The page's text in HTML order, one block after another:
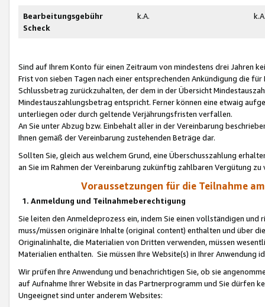
Bearbeitungsgebühr
Scheck
k.A.
Sind auf Ihrem Konto für einen Zeitraum von mindestens drei Jahren
Frist von sieben Tagen nach einer entsprechenden Ankündigung die
Schlussbetrag zurückzuhalten, der dem in der Übersicht
Mindestauszahlungsbetrag entspricht. Ferner können eine etwaig
unterliegen oder durch geltende Verjährungsfristen verfallen.
An Sie unter Abzug bzw. Einbehalt aller in der Vereinbarung
Ihnen gemäß der Vereinbarung zustehenden Beträge dar.
Sollten Sie, gleich aus welchem Grund, eine Überschusszahlung
an Sie im Rahmen der Vereinbarung zukünftig zahlbaren Vergütung zu
Voraussetzungen für die Teilnahme
1. Anmeldung und Teilnahmeberechtigung
Sie leiten den Anmeldeprozess ein, indem Sie einen vollständigen
muss/müssen originäre Inhalte (original content) enthalten und über
Originalinhalte, die Materialien von Dritten verwenden, müssen
Materialien enthalten. Sie müssen Ihre Website(s) in Ihrer Anwendung
Wir prüfen Ihre Anwendung und benachrichtigen Sie, ob sie
auf Aufnahme Ihrer Website in das Partnerprogramm und Sie dürfen
Ungeeignet sind unter anderem Websites: